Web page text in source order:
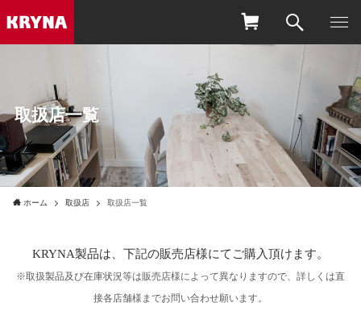
取扱店一覧
ホーム 取扱店 取扱店一覧
KRYNA製品は、下記の販売店様にてご購入頂けます。
※取扱製品及び在庫状況等は販売店様によって異なりますので、詳しくは直
接各店舗様までお問い合わせ願います。